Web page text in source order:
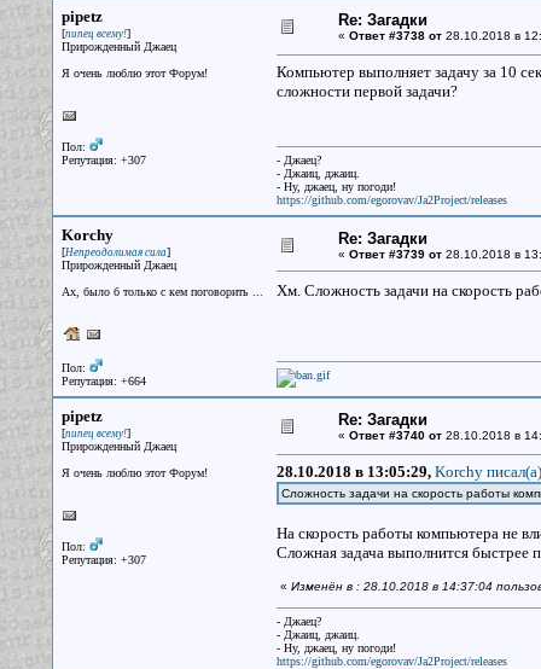
pipetz
[пипец всему!]
Прирожденный Джаец
Я очень люблю этот Форум!
Пол:
Репутация: +307
Re: Загадки
« Ответ #3738 от28.10.2018 в
Компьютер выполняет задачу за 10
сложности первой задачи?
- Джаец?
- Джаиц, джаиц.
- Ну, джаец, ну погоди!
https://github.com/egorovav/Ja2Project/releases
Korchy
[Непреодолимая сила]
Прирожденный Джаец
Ах, было б только с кем поговорить ...
Пол:
Репутация: +664
Re: Загадки
« Ответ #3739 от28.10.2018 в
Хм. Сложность задачи на скорость
pipetz
[пипец всему!]
Прирожденный Джаец
Я очень люблю этот Форум!
Пол:
Репутация: +307
Re: Загадки
« Ответ #3740 от28.10.2018 в
28.10.2018 в 13:05:29, Korchy писал(a)
Сложность задачи на скорость работы
На скорость работы компьютера не
Сложная задача выполнится быстрее
« Изменён в : 28.10.2018 в 14:37:04
- Джаец?
- Джаиц, джаиц.
- Ну, джаец, ну погоди!
https://github.com/egorovav/Ja2Project/releases